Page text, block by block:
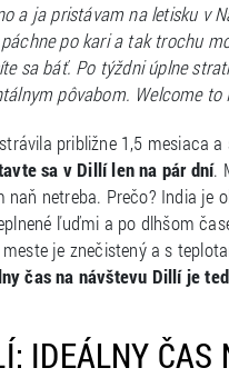
a ja pristávam na letisku v
po kari a tak trochu
sa báť. Po týždni úplne
pôvabom. Welcome to
približne 1,5 mesiaca
sa v Dillí len na pár dní.
naň netreba. Prečo? India je
ľuďmi a po dlhšom
je znečistený a s
čas na návštevu Dillí je
IDEÁLNY ČAS